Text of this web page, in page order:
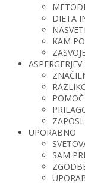
DIETA
KAM
UPORABNO
SAM